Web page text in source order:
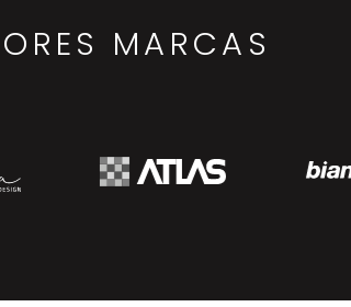
UNIDADE
INDISPONÍVEL (cada
R$ 142,90
MARCAS